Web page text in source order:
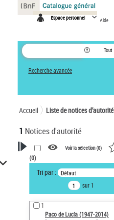
Espace personnel Aide
Tout
Recherche avancée
Accueil Liste de notices d’autorité
1 Notices d'autorité
VOTRE RECHERCHE
Recherche avancée dans les
notices d’autorité
Œuvres liées à l'auteur :
Paco de Lucía (1947-2014)
Voir la sélection (0)
(0)
Tri par : Défaut
sur 1
1
Paco de Lucía (1947-2014)
Panneau de gestion des cookies